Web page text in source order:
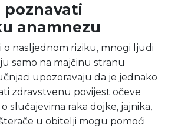
poznavati
anamnezu
o nasljednom riziku, mnogi ljudi
samo na majčinu stranu
upozoravaju da je jednako
zdravstvenu povijest očeve
slučajevima raka dojke, jajnika,
u obitelji mogu pomoći